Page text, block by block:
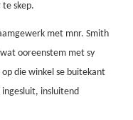
skep.
met mnr. Smith
ooreenstem met sy
die winkel se buitekant
insluitend